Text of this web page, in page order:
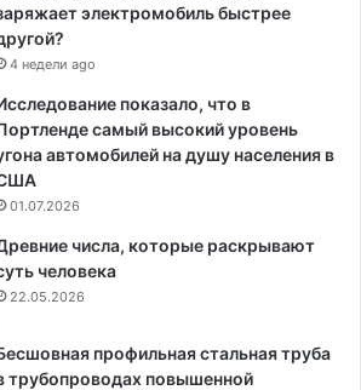
электромобиль быстрее
4 недели ago
показало, что в
самый высокий уровень
автомобилей на душу населения в
01.07.2026
числа, которые раскрывают
человека
22.05.2026
профильная стальная труба
трубопроводах повышенной